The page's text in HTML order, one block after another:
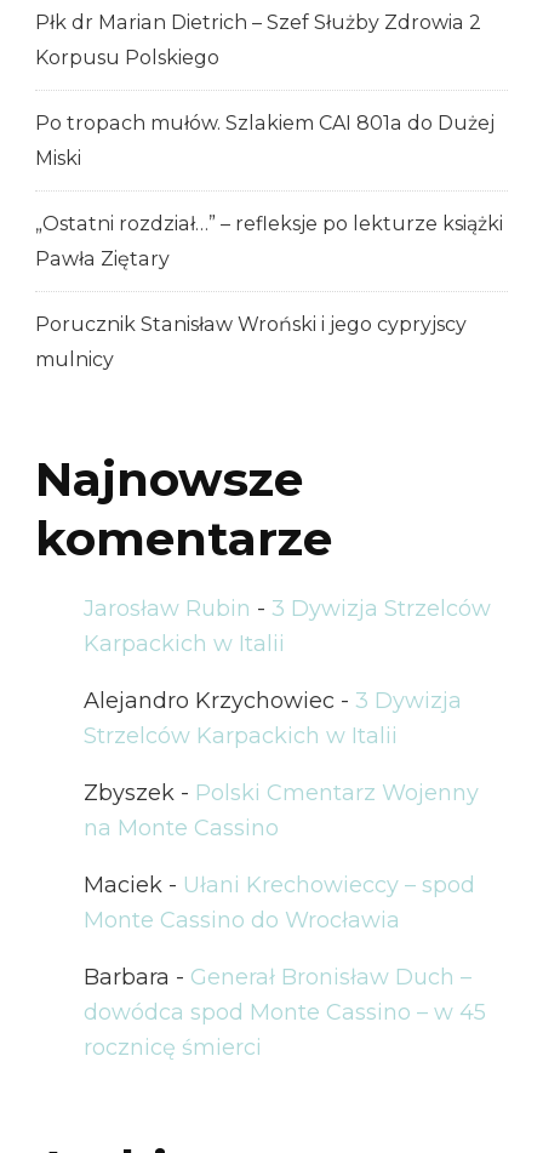
Płk dr Marian Dietrich – Szef Służby Zdrowia 2
Korpusu Polskiego
Po tropach mułów. Szlakiem CAI 801a do Dużej
Miski
„Ostatni rozdział…” – refleksje po lekturze książki
Pawła Ziętary
Porucznik Stanisław Wroński i jego cypryjscy
mulnicy
Najnowsze
komentarze
Jarosław Rubin - 3 Dywizja Strzelców
Karpackich w Italii
Alejandro Krzychowiec - 3 Dywizja
Strzelców Karpackich w Italii
Zbyszek - Polski Cmentarz Wojenny
na Monte Cassino
Maciek - Ułani Krechowieccy – spod
Monte Cassino do Wrocławia
Barbara - Generał Bronisław Duch –
dowódca spod Monte Cassino – w 45
rocznicę śmierci